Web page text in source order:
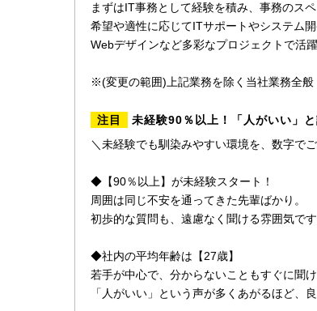
まずはIT事務として経験を積み、事務のス
希望や適性に応じてITサポートやシステム開
Webデザインなど多彩なプロジェクトで活
※(変更の範囲)上記業務を除く当社業務全般
注目
未経験90％以上！「人がいい」
＼未経験でも馴染みやすい環境を、数字で
◆【90％以上】が未経験スタート！
周囲は同じ不安を通ってきた先輩ばかり。
初歩的な質問も、遠慮なく聞ける雰囲気です
◆社内の平均年齢は【27歳】
若手が中心で、分からないこともすぐに聞け
「人がいい」という声が多くあがるほど、